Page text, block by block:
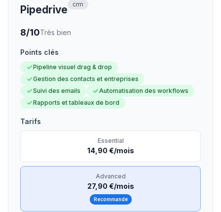
Pipedrive crm
8/10Très bien
Points clés
Pipeline visuel drag & drop
Gestion des contacts et entreprises
Suivi des emails
Automatisation des workflows
Rapports et tableaux de bord
Tarifs
Essential
14,90 €/mois
Advanced
27,90 €/mois
Recommandé